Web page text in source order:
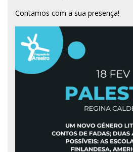
Contamos com a sua presença!